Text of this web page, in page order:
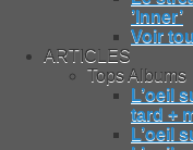
’Inner’
Voir
ARTICLES
Tops Albums
L’oeil
tard +
L’oeil